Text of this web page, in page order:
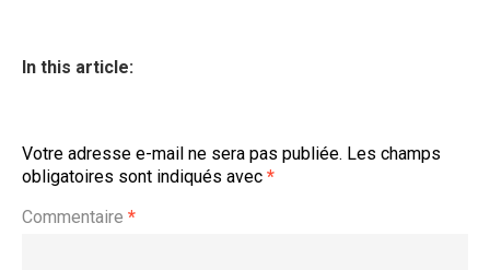
In this article:
Votre adresse e-mail ne sera pas publiée. Les champs
obligatoires sont indiqués avec *
Commentaire *